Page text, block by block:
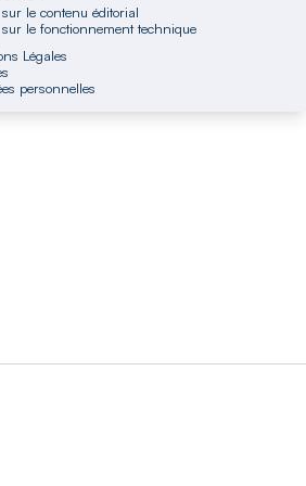
sur le contenu éditorial
sur le fonctionnement technique
Légales
personnelles